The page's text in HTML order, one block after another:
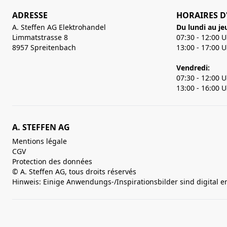
ADRESSE
A. Steffen AG Elektrohandel
Limmatstrasse 8
8957 Spreitenbach
HORAIRES
Du lundi au
07:30 - 12:00
13:00 - 17:00
Vendredi:
07:30 - 12:00
13:00 - 16:00
A. STEFFEN AG
Mentions légale
CGV
Protection des données
© A. Steffen AG, tous droits réservés
Hinweis: Einige Anwendungs-/Inspirationsbilder sind digital